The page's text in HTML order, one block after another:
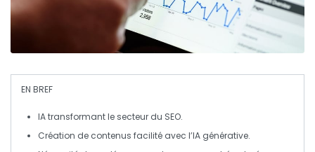
EN BREF
IAtransformant le secteur du SEO.
Création de contenus facilité avec l’IA générative.